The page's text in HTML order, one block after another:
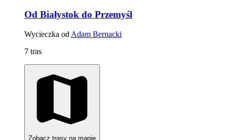
Od Białystok do Przemyśl
Wycieczka od Adam Bernacki
7 tras
Zobacz trasy na mapie